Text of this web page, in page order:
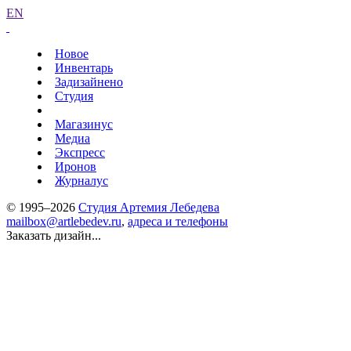
EN
Новое
Инвентарь
Задизайнено
Студия
Магазинус
Медиа
Экспресс
Иронов
Журналус
© 1995–2026 Студия Артемия Лебедева
mailbox@artlebedev.ru, адреса и телефоны
Заказать дизайн...